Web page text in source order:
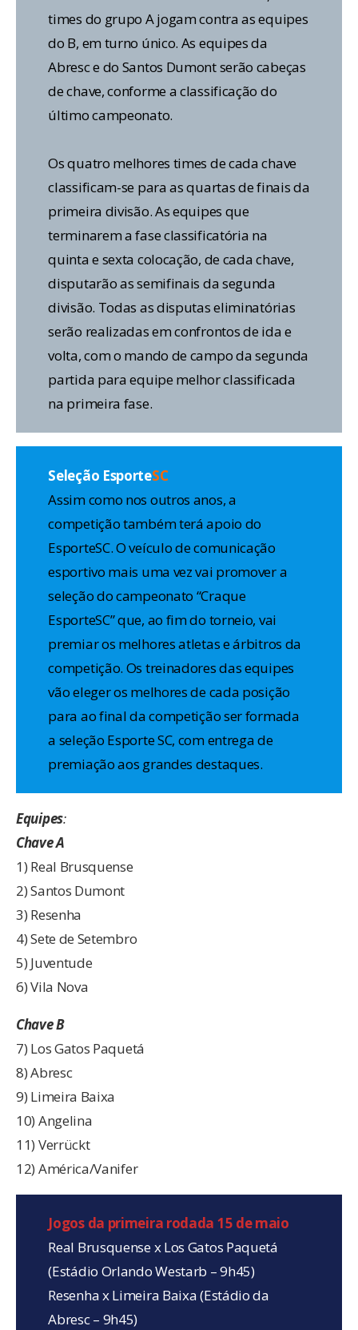
times do grupo A jogam contra as equipes
do B, em turno único. As equipes da
Abresc e do Santos Dumont serão cabeças
de chave, conforme a classificação do
último campeonato.
Os quatro melhores times de cada chave
classificam-se para as quartas de finais da
primeira divisão. As equipes que
terminarem a fase classificatória na
quinta e sexta colocação, de cada chave,
disputarão as semifinais da segunda
divisão. Todas as disputas eliminatórias
serão realizadas em confrontos de ida e
volta, com o mando de campo da segunda
partida para equipe melhor classificada
na primeira fase.
Seleção EsporteSC
Assim como nos outros anos, a
competição também terá apoio do
EsporteSC. O veículo de comunicação
esportivo mais uma vez vai promover a
seleção do campeonato “Craque
EsporteSC” que, ao fim do torneio, vai
premiar os melhores atletas e árbitros da
competição. Os treinadores das equipes
vão eleger os melhores de cada posição
para ao final da competição ser formada
a seleção Esporte SC, com entrega de
premiação aos grandes destaques.
Equipes:
Chave A
1) Real Brusquense
2) Santos Dumont
3) Resenha
4) Sete de Setembro
5) Juventude
6) Vila Nova
Chave B
7) Los Gatos Paquetá
8) Abresc
9) Limeira Baixa
10) Angelina
11) Verrückt
12) América/Vanifer
Jogos da primeira rodada 15 de maio
Real Brusquense x Los Gatos Paquetá
(Estádio Orlando Westarb – 9h45)
Resenha x Limeira Baixa (Estádio da
Abresc – 9h45)